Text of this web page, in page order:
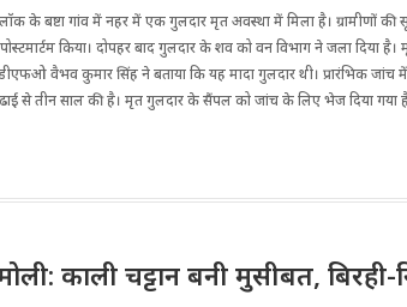
ब्लॉक के बष्टा गांव में नहर में एक गुलदार मृत अवस्था में मिला है। ग्रामीणों
किया। दोपहर बाद गुलदार के शव को वन विभाग ने जला दिया
वैभव कुमार सिंह ने बताया कि यह मादा गुलदार थी। प्रारंभिक जांच में
ढाई से तीन साल की है। मृत गुलदार के सैंपल को जांच के लिए भेज दिया गया
काली चट्टान बनी मुसीबत,